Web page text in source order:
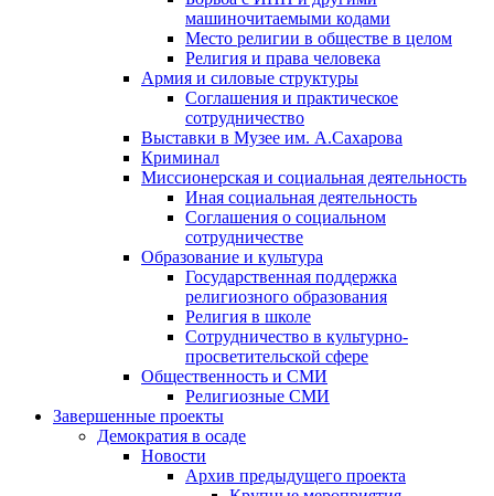
машиночитаемыми кодами
Место религии в обществе в целом
Религия и права человека
Армия и силовые структуры
Соглашения и практическое
сотрудничество
Выставки в Музее им. А.Сахарова
Криминал
Миссионерская и социальная деятельность
Иная социальная деятельность
Соглашения о социальном
сотрудничестве
Образование и культура
Государственная поддержка
религиозного образования
Религия в школе
Сотрудничество в культурно-
просветительской сфере
Общественность и СМИ
Религиозные СМИ
Завершенные проекты
Демократия в осаде
Новости
Архив предыдущего проекта